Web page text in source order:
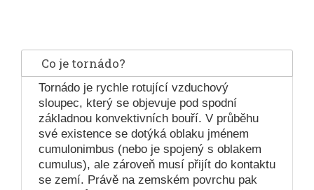
Co je tornádo?
Tornádo je rychle rotující vzduchový
sloupec, který se objevuje pod spodní
základnou konvektivních bouří. V průběhu
své existence se dotýká oblaku jménem
cumulonimbus (nebo je spojený s oblakem
cumulus), ale zároveň musí přijít do kontaktu
se zemí. Právě na zemském povrchu pak